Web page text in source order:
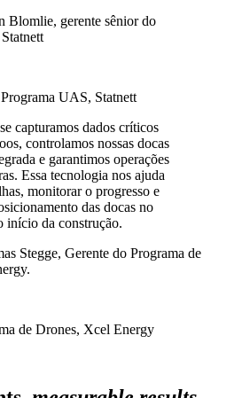
UAS, Statnett
capturamos dados críticos
controlamos nossas docas
e garantimos operações
Essa tecnologia nos ajuda
monitorar o progresso e
das docas no
início da construção.
de Drones, Xcel Energy